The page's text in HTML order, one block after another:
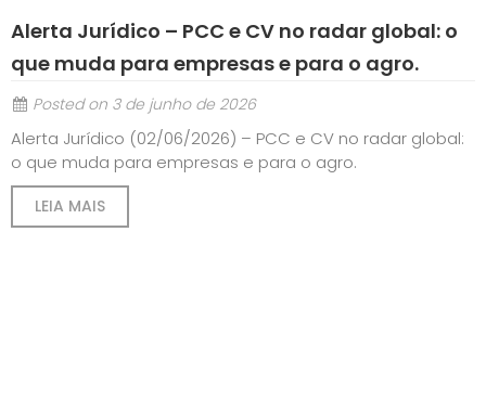
Alerta Jurídico – PCC e CV no radar global: o
que muda para empresas e para o agro.
Posted on 3 de junho de 2026
Alerta Jurídico (02/06/2026) – PCC e CV no radar global:
o que muda para empresas e para o agro.
LEIA MAIS